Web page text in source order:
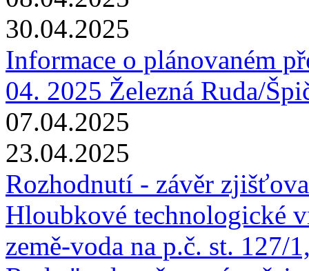
30.04.2025
Informace o plánovaném
04. 2025 Železná Ruda/
07.04.2025
23.04.2025
Rozhodnutí - závěr
Hloubkové technologické
země-voda na p.č. st. 127/